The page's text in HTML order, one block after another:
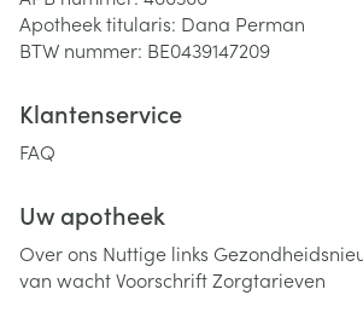
Apotheek titularis: Dana Perman
BTW nummer: BE0439147209
Klantenservice
FAQ
Uw apotheek
Over ons Nuttige links
van wachtVoorschriftZorgtarieven